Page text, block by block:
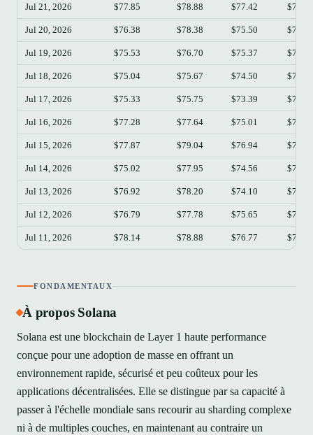
Jul 21, 2026 $77.85 $78.88 $77.42 $78.12
Jul 20, 2026 $76.38 $78.38 $75.50 $77.85
Jul 19, 2026 $75.53 $76.70 $75.37 $76.38
Jul 18, 2026 $75.04 $75.67 $74.50 $75.52
Jul 17, 2026 $75.33 $75.75 $73.39 $75.04
Jul 16, 2026 $77.28 $77.64 $75.01 $75.32
Jul 15, 2026 $77.87 $79.04 $76.94 $77.29
Jul 14, 2026 $75.02 $77.95 $74.56 $77.87
Jul 13, 2026 $76.92 $78.20 $74.10 $75.01
Jul 12, 2026 $76.79 $77.78 $75.65 $76.92
Jul 11, 2026 $78.14 $78.88 $76.77 $76.79
FONDAMENTAUX
À propos Solana
Solana est une blockchain de Layer 1 haute performance
conçue pour une adoption de masse en offrant un
environnement rapide, sécurisé et peu coûteux pour les
applications décentralisées. Elle se distingue par sa capacité à
passer à l'échelle mondiale sans recourir au sharding complexe
ni à de multiples couches, en maintenant au contraire un